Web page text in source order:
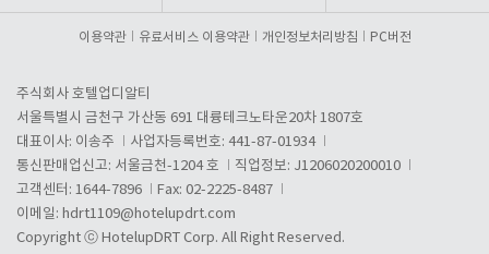
이용약관 유료서비스 이용약관 개인정보처리방침 PC버전
주식회사 호텔업디알티
서울특별시 금천구 가산동 691 대륭테크노타운20차 1807호
대표이사: 이송주
사업자등록번호: 441-87-01934
통신판매업신고: 서울금천-1204 호
직업정보: J1206020200010
고객센터: 1644-7896
Fax: 02-2225-8487
이메일: hdrt1109@hotelupdrt.com
Copyright ⓒ HotelupDRT Corp. All Right Reserved.